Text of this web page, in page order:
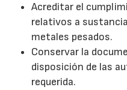
Acreditar el
relativos a
metales pesados.
Conservar la
disposición de las
requerida.